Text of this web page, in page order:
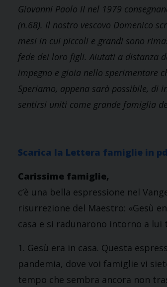
Giovanni Paolo II nel 1979
(n.68). Il nostro vescovo Domenico
mesi in cui piccoli e grandi sono
fede dei loro figli. Aiutati a distanza
impegno e gioia nello sperimentare
Speriamo, appena sarà possibile, di
sentirsi uniti come grande famiglia
Scarica la Lettera famiglie in
Carissime famiglie,
c’è una bella espressione nel
risurrezione del Maestro: «Gesù
casa e si radunarono intorno a lui
1. Gesù era in casa. Questa
pandemia, dove voi famiglie vi
tempo che sembra ancora non